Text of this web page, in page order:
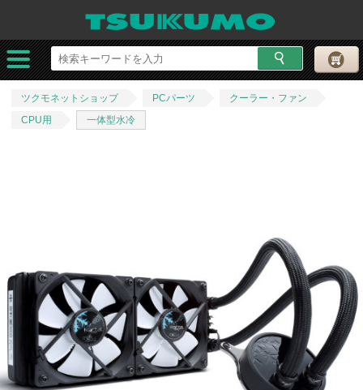
ツクモネットショップ PCパーツ
クーラー・ファン
CPU用
一体型水冷